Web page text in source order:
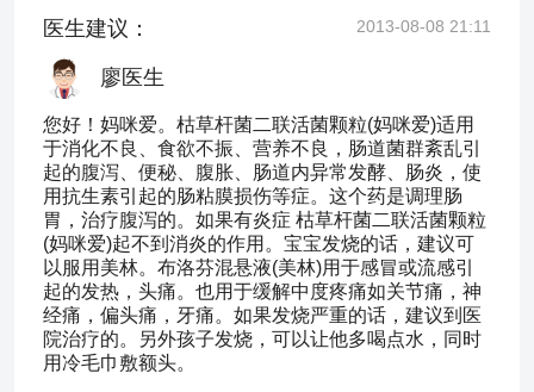
医生建议： 2013-08-08 21:11
廖医生
您好！妈咪爱。枯草杆菌二联活菌颗粒(妈咪爱)适用
于消化不良、食欲不振、营养不良，肠道菌群紊乱引
起的腹泻、便秘、腹胀、肠道内异常发酵、肠炎，使
用抗生素引起的肠粘膜损伤等症。这个药是调理肠
胃，治疗腹泻的。如果有炎症 枯草杆菌二联活菌颗粒
(妈咪爱)起不到消炎的作用。宝宝发烧的话，建议可
以服用美林。布洛芬混悬液(美林)用于感冒或流感引
起的发热，头痛。也用于缓解中度疼痛如关节痛，神
经痛，偏头痛，牙痛。如果发烧严重的话，建议到医
院治疗的。另外孩子发烧，可以让他多喝点水，同时
用冷毛巾敷额头。